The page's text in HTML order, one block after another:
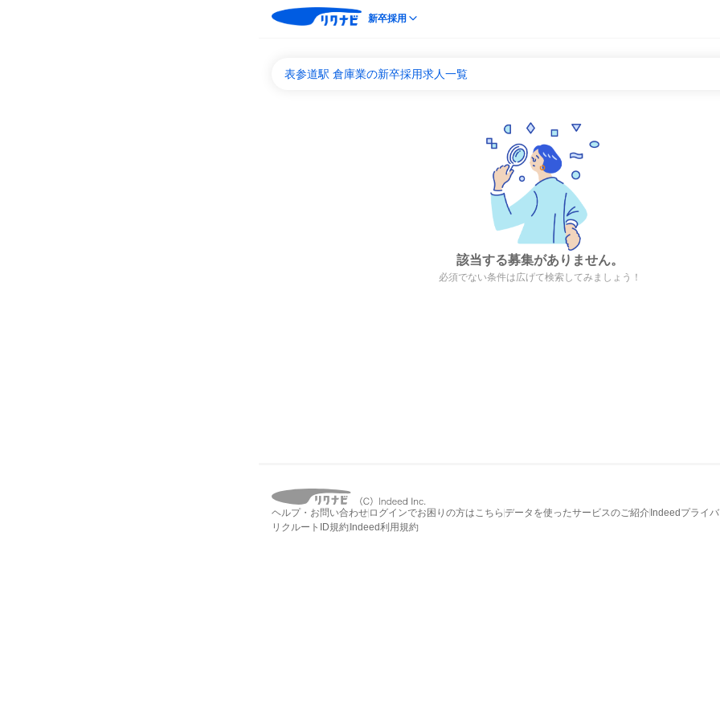
新卒採用
表参道駅 倉庫業の新卒採用求人一覧
該当する募集がありません。
必須でない条件は広げて検索してみましょう！
ヘルプ・お問い合わせ ログインでお困りの方はこちら データを使ったサービスのご紹介 Indeedプライ
リクルートID規約 Indeed利用規約